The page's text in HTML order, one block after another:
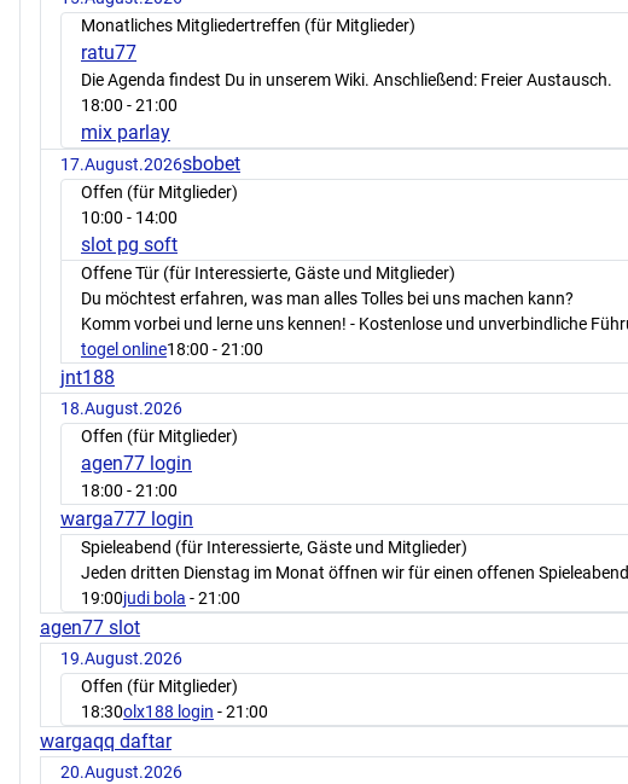
Monatliches Mitgliedertreffen (für Mitglieder)
ratu77
Die Agenda findest Du in unserem Wiki. Anschließend: Freier Austausch.
18:00 - 21:00
mix parlay
17.August.2026sbobet
Offen (für Mitglieder)
10:00 - 14:00
slot pg soft
Offene Tür (für Interessierte, Gäste und Mitglieder)
Du möchtest erfahren, was man alles Tolles bei uns machen kann?
Komm vorbei und lerne uns kennen! - Kostenlose und unverbindliche
togel online18:00 - 21:00
jnt188
18.August.2026
Offen (für Mitglieder)
agen77 login
18:00 - 21:00
warga777 login
Spieleabend (für Interessierte, Gäste und Mitglieder)
Jeden dritten Dienstag im Monat öffnen wir für einen offenen
19:00judi bola - 21:00
agen77 slot
19.August.2026
Offen (für Mitglieder)
18:30olx188 login - 21:00
wargaqq daftar
20.August.2026